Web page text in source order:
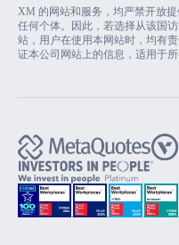
XM 的网站和服务，均严禁开放
任何个体。因此，若选择从该国
站，用户在使用本网站时，均有
证本公司网站上的信息，适用于所